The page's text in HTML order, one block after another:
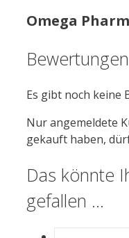
Omega
Bewertungen
Es gibt noch keine
Nur angemeldete
gekauft haben,
Das könnte
gefallen …